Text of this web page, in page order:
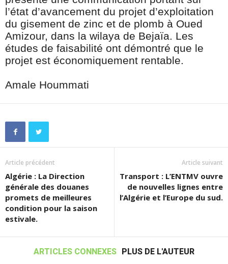
l’état d’avancement du projet d’exploitation
du gisement de zinc et de plomb à Oued
Amizour, dans la wilaya de Bejaïa. Les
études de faisabilité ont démontré que le
projet est économiquement rentable.
Amale Hoummati
Article précédent
Algérie : La Direction
générale des douanes
promets de meilleures
condition pour la saison
estivale.
Article suivant
Transport : L’ENTMV ouvre
de nouvelles lignes entre
l’Algérie et l’Europe du sud.
ARTICLES CONNEXES PLUS DE L'AUTEUR